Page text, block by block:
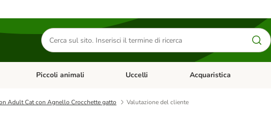
Cerca
prodotti
Apri Menu Categoria: Diete e antiparassitari
Piccoli animali Apri Menu Categoria: Piccoli animali
Uccelli Apri Menu Categoria: Uccelli
Acquaristica
Adult Cat con Agnello Crocchette gatto Valutazione del cliente